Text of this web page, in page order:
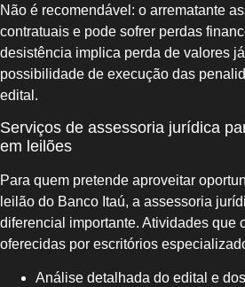
Não é recomendável: o arrematante
contratuais e pode sofrer perdas
desistência implica perda de valores
possibilidade de execução das
edital.
Serviços de assessoria jurídica
em leilões
Para quem pretende aproveitar
leilão do Banco Itaú, a assessoria
diferencial importante. Atividades que
oferecidas por escritórios
Análise detalhada do edital e